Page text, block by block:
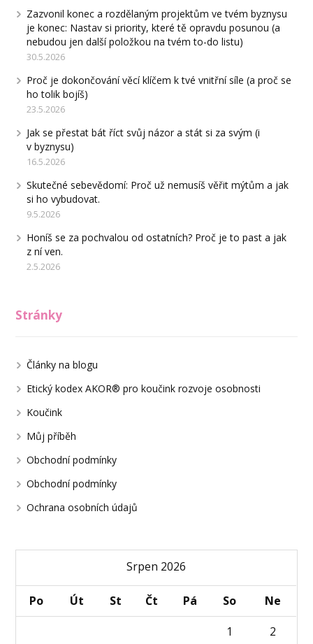
Zazvonil konec a rozdělaným projektům ve tvém byznysu
je konec: Nastav si priority, které tě opravdu posunou (a
nebudou jen další položkou na tvém to-do listu)
30.5.2026
Proč je dokončování věcí klíčem k tvé vnitřní síle (a proč se
ho tolik bojíš)
23.5.2026
Jak se přestat bát říct svůj názor a stát si za svým (i
v byznysu)
16.5.2026
Skutečné sebevědomí: Proč už nemusíš věřit mýtům a jak
si ho vybudovat.
9.5.2026
Honíš se za pochvalou od ostatních? Proč je to past a jak
z ní ven.
2.5.2026
Stránky
Články na blogu
Etický kodex AKOR® pro koučink rozvoje osobnosti
Koučink
Můj příběh
Obchodní podmínky
Obchodní podmínky
Ochrana osobních údajů
Srpen 2026
Po Út St Čt Pá So
Ne
1
2